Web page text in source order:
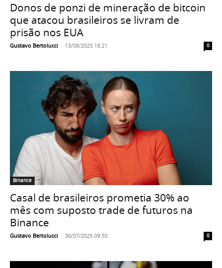
Donos de ponzi de mineração de bitcoin
que atacou brasileiros se livram de
prisão nos EUA
Gustavo Bertolucci - 13/08/2025 18:21 0
Binance
Casal de brasileiros prometia 30% ao
mês com suposto trade de futuros na
Binance
Gustavo Bertolucci - 30/07/2025 09:50 0